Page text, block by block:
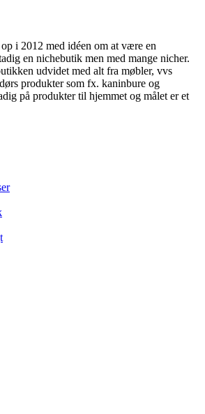
i 2012 med idéen om at være en
en nichebutik men med mange nicher.
udvidet med alt fra møbler, vvs
produkter som fx. kaninbure og
på produkter til hjemmet og målet er et